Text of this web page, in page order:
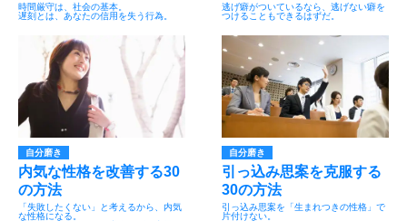
時間厳守は、社会の基本。
遅刻とは、あなたの信用を失う行為。
逃げ癖がついているなら、逃げない癖を
つけることもできるはずだ。
自分磨き
内気な性格を改善する30
の方法
「失敗したくない」と考えるから、内気
な性格になる。
自分磨き
引っ込み思案を克服する
30の方法
引っ込み思案を「生まれつきの性格」で
片付けない。